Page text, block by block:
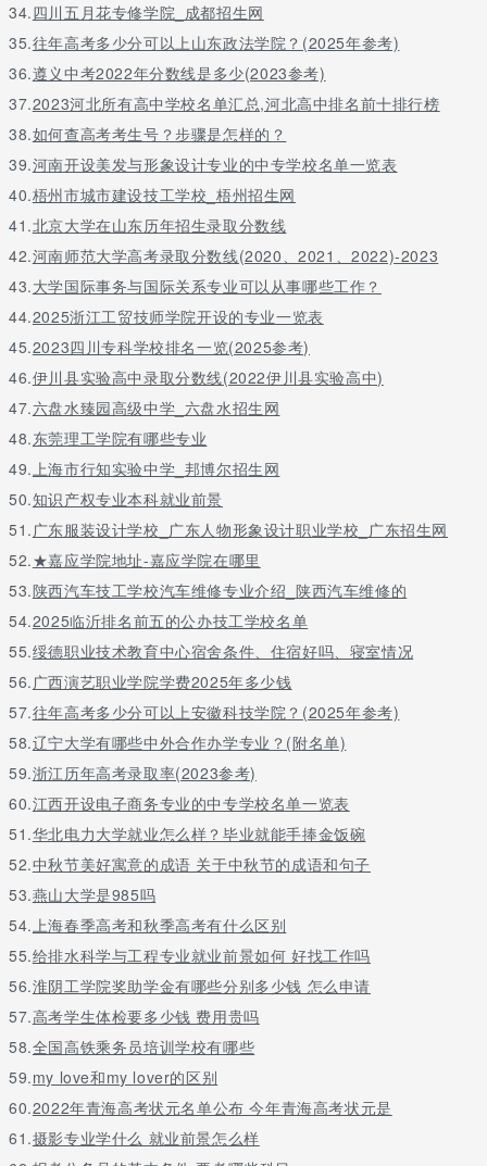
培养计划顺利落地，恩施将安排学生寒暑假实习见习
为提升乡村医生整体素质，满足人民群众对健康生活的要求，恩施
州多措并举，积极推进大学生乡村医生订单定向培养计划顺利实
施。2021年—2023年，恩施州将依托湖北恩施学院，免费培养250
名大学生乡村医生。
定向培养学生的学费，全部由省、县两级财政承担，并给予相应生
活补助，每人每年1万元。2021年招收50名临床医学专业学生，目
前均已签订就业协议并开学。
据了解，此次招收对象都是恩施州应届高中毕业生，且志愿从事乡
村医生工作。各县市卫健局主动与教育行政部门、招生考试机构对
接，向广大考生充分宣传大学生村医定向就业要求、岗位保障、职
业发展情况，积极引导符合条件且有意愿的考生填报“村医计划”志
愿，录取后签订《就业协议书》，毕业后回乡村服务期限不低于5
年，违约者将被纳入个人诚信档案记录，并赔偿3年的政府培养经
费。
定向医学生寒暑假期间，将由卫健部门统一安排到县级医院、基层
医疗卫生机构实习或见习，返校时提交调查报告，记入学分。学生
毕业后，按照协议制定的考核安置方案和各县市培养计划数量，安
排到所辖县域村卫生室工作，原则上根据毕业生学习成绩和相对就
近原则双向选择安排，并依规办理免试注册乡村医生手续。上岗
前，由各县市卫健局安排辖区乡镇卫生院进行3-6个月的集中培训。
大学生乡村医生服务期满后，符合条件的，在事业单位公开招聘
时，可参照“三支一扶”计划人员享受相关优惠政策。
34.四川五月花专修学院_成都招生网
35.往年高考多少分可以上山东政法学院？(2025年参考)
36.遵义中考2022年分数线是多少(2023参考)
37.2023河北所有高中学校名单汇总,河北高中排名前十排行榜
38.如何查高考考生号？步骤是怎样的？
39.河南开设美发与形象设计专业的中专学校名单一览表
40.梧州市城市建设技工学校_梧州招生网
41.北京大学在山东历年招生录取分数线
42.河南师范大学高考录取分数线(2020、2021、2022)-2023
43.大学国际事务与国际关系专业可以从事哪些工作？
44.2025浙江工贸技师学院开设的专业一览表
45.2023四川专科学校排名一览(2025参考)
46.伊川县实验高中录取分数线(2022伊川县实验高中)
47.六盘水臻园高级中学_六盘水招生网
48.东莞理工学院有哪些专业
49.上海市行知实验中学_邦博尔招生网
50.知识产权专业本科就业前景
51.广东服装设计学校_广东人物形象设计职业学校_广东招生网
52.★嘉应学院地址-嘉应学院在哪里
53.陕西汽车技工学校汽车维修专业介绍_陕西汽车维修的
54.2025临沂排名前五的公办技工学校名单
55.绥德职业技术教育中心宿舍条件、住宿好吗、寝室情况
56.广西演艺职业学院学费2025年多少钱
57.往年高考多少分可以上安徽科技学院？(2025年参考)
58.辽宁大学有哪些中外合作办学专业？(附名单)
59.浙江历年高考录取率(2023参考)
60.江西开设电子商务专业的中专学校名单一览表
51.华北电力大学就业怎么样？毕业就能手捧金饭碗
52.中秋节美好寓意的成语 关于中秋节的成语和句子
53.燕山大学是985吗
54.上海春季高考和秋季高考有什么区别
55.给排水科学与工程专业就业前景如何 好找工作吗
56.淮阴工学院奖助学金有哪些分别多少钱 怎么申请
57.高考学生体检要多少钱 费用贵吗
58.全国高铁乘务员培训学校有哪些
59.my love和my lover的区别
60.2022年青海高考状元名单公布 今年青海高考状元是
61.摄影专业学什么 就业前景怎么样